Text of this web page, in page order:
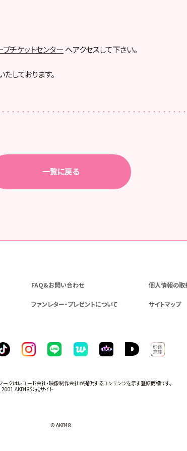
チケットセンター へアクセスして下さい。
しております。
一覧に戻る
FAQ&お問い合わせ 個人情報の取
ファンレター・プレゼントについて サイトマップ
ークはレコード会社・映像制作会社が提供するコンテンツを示す登録商標です。
AKB48公式サイト
© AKB48